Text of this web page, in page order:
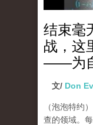
结束毫
战，这
——为自
文/ Don
（泡泡特约）
查的领域。